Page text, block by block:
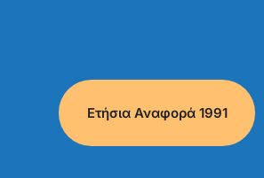
Ετήσια Αναφορά 1991